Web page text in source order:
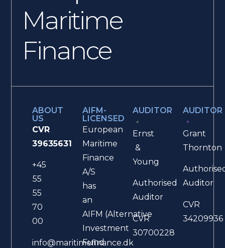
Maritime
Finance
ABOUT
US
CVR
39635631
+45
55
55
70
00
info@maritimefinance.dk
AIFM-
LICENSED
European
Maritime
Finance
A/S
has
an
AIFM (Alternative
Investment
Fund
AUDITOR
Ernst
&
Young
Authorised
Auditor
CVR
30700228
AUDITOR
Grant
Thornton
Auditor
CVR
34209936